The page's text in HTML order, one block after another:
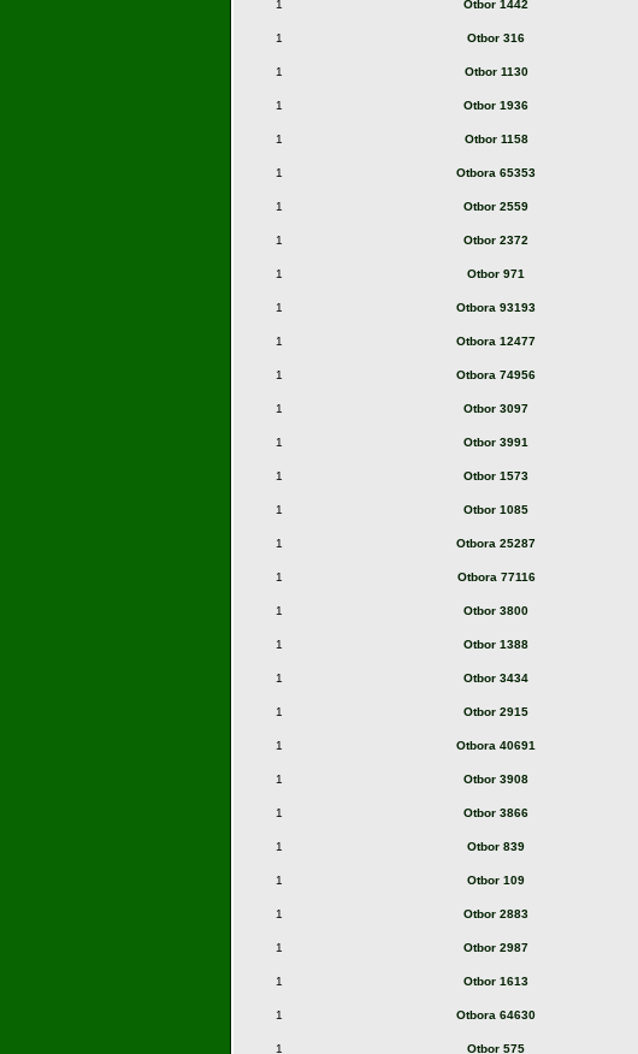
1 Otbor 1442
1 Otbor 316
1 Otbor 1130
1 Otbor 1936
1 Otbor 1158
1 Otbora 65353
1 Otbor 2559
1 Otbor 2372
1 Otbor 971
1 Otbora 93193
1 Otbora 12477
1 Otbora 74956
1 Otbor 3097
1 Otbor 3991
1 Otbor 1573
1 Otbor 1085
1 Otbora 25287
1 Otbora 77116
1 Otbor 3800
1 Otbor 1388
1 Otbor 3434
1 Otbor 2915
1 Otbora 40691
1 Otbor 3908
1 Otbor 3866
1 Otbor 839
1 Otbor 109
1 Otbor 2883
1 Otbor 2987
1 Otbor 1613
1 Otbora 64630
1 Otbor 575